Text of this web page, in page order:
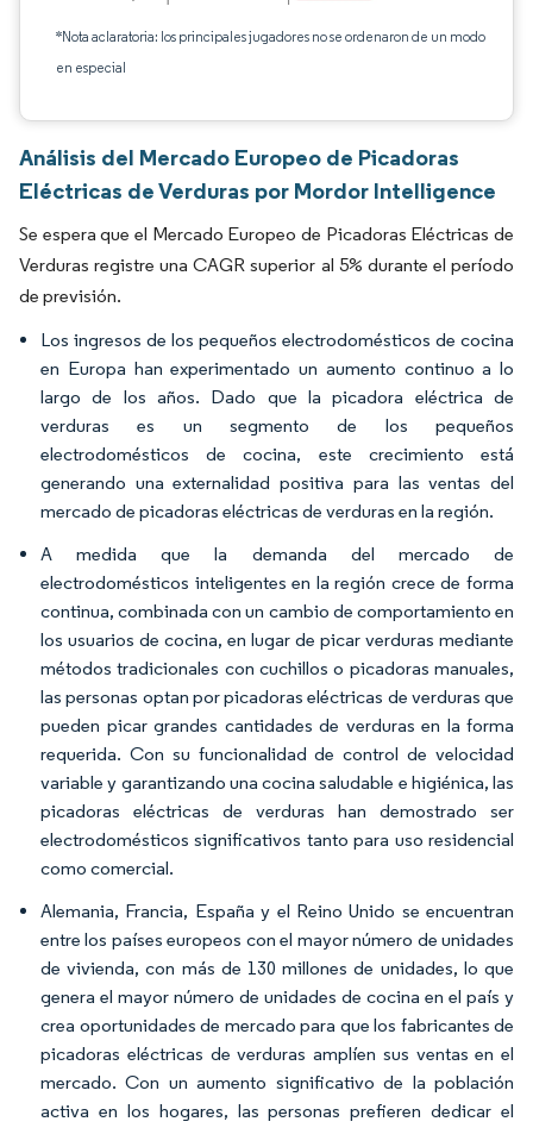
*Nota aclaratoria: los principales jugadores no se ordenaron de un modo
en especial
Análisis del Mercado Europeo de Picadoras
Eléctricas de Verduras por Mordor Intelligence
Se espera que el Mercado Europeo de Picadoras Eléctricas de
Verduras registre una CAGR superior al 5% durante el período
de previsión.
Los ingresos de los pequeños electrodomésticos de cocina
en Europa han experimentado un aumento continuo a lo
largo de los años. Dado que la picadora eléctrica de
verduras es un segmento de los pequeños
electrodomésticos de cocina, este crecimiento está
generando una externalidad positiva para las ventas del
mercado de picadoras eléctricas de verduras en la región.
A medida que la demanda del mercado de
electrodomésticos inteligentes en la región crece de forma
continua, combinada con un cambio de comportamiento en
los usuarios de cocina, en lugar de picar verduras mediante
métodos tradicionales con cuchillos o picadoras manuales,
las personas optan por picadoras eléctricas de verduras que
pueden picar grandes cantidades de verduras en la forma
requerida. Con su funcionalidad de control de velocidad
variable y garantizando una cocina saludable e higiénica, las
picadoras eléctricas de verduras han demostrado ser
electrodomésticos significativos tanto para uso residencial
como comercial.
Alemania, Francia, España y el Reino Unido se encuentran
entre los países europeos con el mayor número de unidades
de vivienda, con más de 130 millones de unidades, lo que
genera el mayor número de unidades de cocina en el país y
crea oportunidades de mercado para que los fabricantes de
picadoras eléctricas de verduras amplíen sus ventas en el
mercado. Con un aumento significativo de la población
activa en los hogares, las personas prefieren dedicar el